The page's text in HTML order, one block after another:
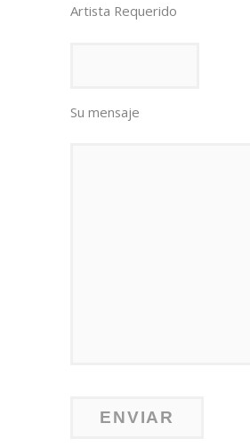
Artista Requerido
Su mensaje